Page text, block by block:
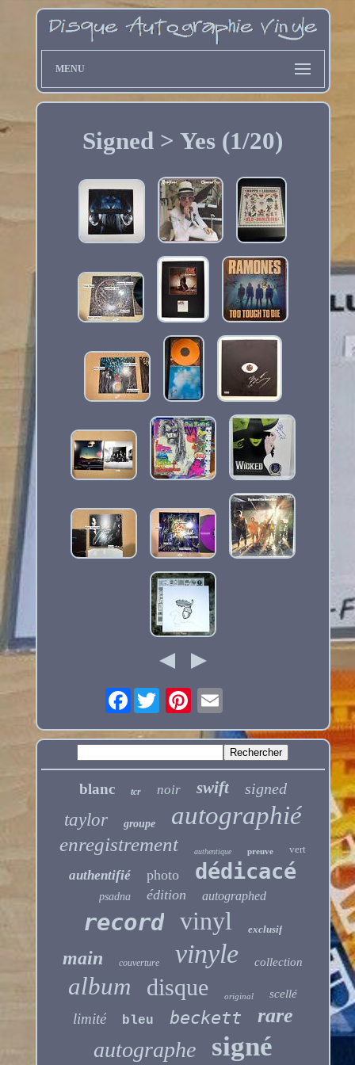
MENU
Signed > Yes (1/20)
Facebook
blanc tcr noir swift signed
taylor groupe autographié
enregistrement authentique preuve vert
authentifié photo dédicacé
psadna édition autographed
record vinyl exclusif
main couverture vinyle collection
album disque original scellé
limité bleu beckett rare
autographe signé